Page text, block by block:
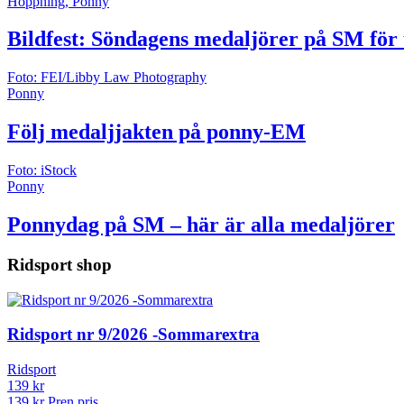
Bildfest: Söndagens medaljörer på SM för
Foto: FEI/Libby Law Photography
Ponny
Följ medaljjakten på ponny-EM
Foto: iStock
Ponny
Ponnydag på SM – här är alla medaljörer
Ridsport shop
Ridsport nr 9/2026 -Sommarextra
Ridsport
139 kr